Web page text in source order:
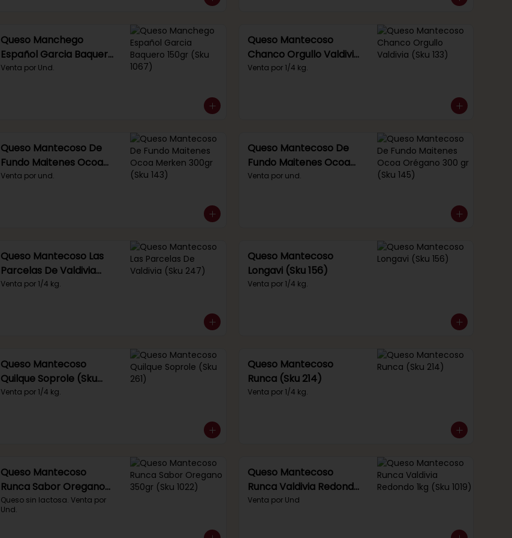
Queso Manchego
Español Garcia Baquero
150gr (Sku 1067)
Venta por Und.
Queso Mantecoso
Chanco Orgullo Valdivia
(Sku 133)
Venta por 1/4 kg.
Queso Mantecoso De
Fundo Maitenes Ocoa
Merken 300gr (Sku 143)
Venta por und.
Queso Mantecoso De
Fundo Maitenes Ocoa
Orégano 300 gr (Sku
Venta por und.
Queso Mantecoso Las
Parcelas De Valdivia
(Sku 247)
Venta por 1/4 kg.
Queso Mantecoso
Longavi (Sku 156)
Venta por 1/4 kg.
Queso Mantecoso
Quilque Soprole (Sku
261)
Venta por 1/4 kg.
Queso Mantecoso
Runca (Sku 214)
Venta por 1/4 kg.
Queso Mantecoso
Runca Sabor Oregano
350gr (Sku 1022)
Queso sin lactosa. Venta por
Und.
Queso Mantecoso
Runca Valdivia Redondo
1kg (Sku 1019)
Venta por Und